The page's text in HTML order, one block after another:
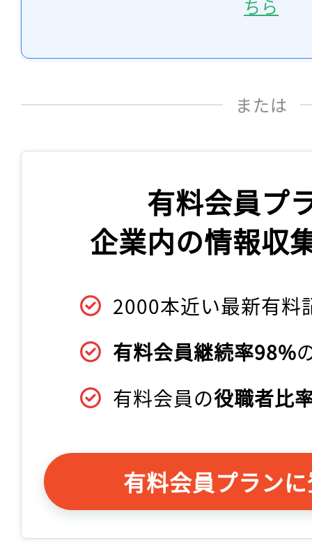
ちら
または
有料会員プ
企業内の情報収
2000本近い最新有料
有料会員継続率98%
有料会員の役職者比
有料会員プラン